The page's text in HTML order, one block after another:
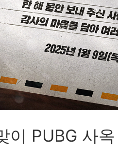
이 PUBG 사